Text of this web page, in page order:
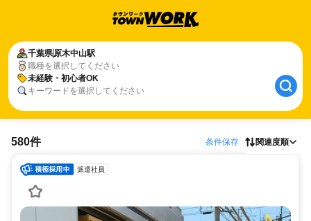
千葉県原木中山駅
職種を選択してください
未経験・初心者OK
キーワードを選択してください
580件 条件保存 関連度順
派遣社員